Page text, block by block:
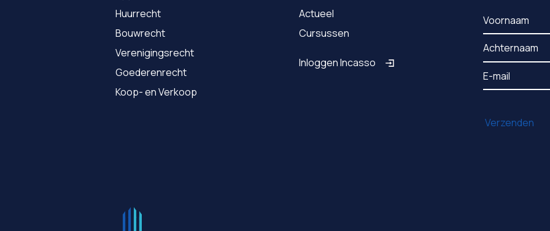
Huurrecht
Bouwrecht
Verenigingsrecht
Goederenrecht
Koop- en Verkoop
Actueel
Cursussen
Inloggen Incasso